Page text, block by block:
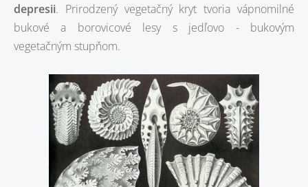
depresii. Prirodzený vegetačný kryt tvoria vápnomilné
bukové a borovicové lesy s jedľovo - bukovým
vegetačným stupňom.